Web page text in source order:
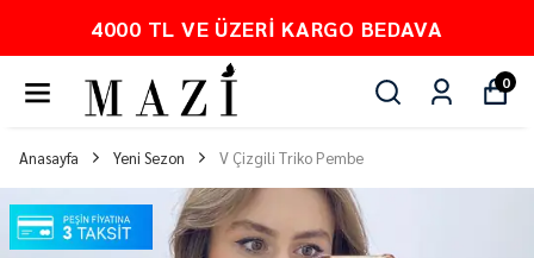
PEŞİN FİYATINA 3 TAKSİT
0
Anasayfa Yeni Sezon V Çizgili Triko Pembe